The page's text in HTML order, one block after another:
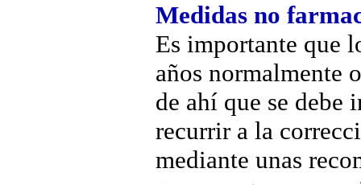
Medidas no
Es importante que
años normalmente
de ahí que se debe
recurrir a la
mediante unas